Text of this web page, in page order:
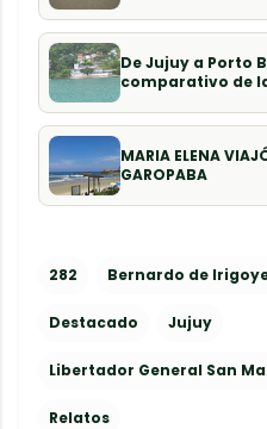
De Jujuy a Porto
comparativo de
MARIA ELENA
GAROPABA
282 Bernardo de
Destacado Jujuy
Libertador General San
Relatos